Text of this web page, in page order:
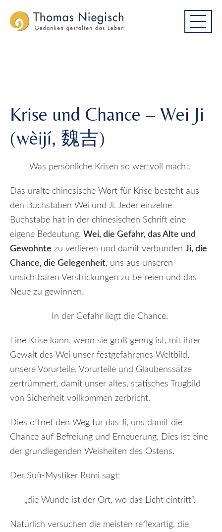
to
to
Krise und Chance – Wei Ji (wèijí, 魏
吉)
Krise und Chance – Wei Ji
(wèijí, 魏吉)
Was persönliche Krisen so wertvoll macht.
Das uralte chinesische Wort für Krise besteht aus
den Buchstaben Wei und Ji. Jeder einzelne
Buchstabe hat in der chinesischen Schrift eine
eigene Bedeutung. Wei, die Gefahr, das Alte und
Gewohnte zu verlieren und damit verbunden Ji, die
Chance, die Gelegenheit, uns aus unseren
unsichtbaren Verstrickungen zu befreien und das
Neue zu gewinnen.
In der Gefahr liegt die Chance.
Eine Krise kann, wenn sie groß genug ist, mit ihrer
Gewalt des Wei unser festgefahrenes Weltbild,
unsere Vorurteile, Vorurteile und Glaubenssätze
zertrümmert, damit unser altes, statisches Trugbild
von Sicherheit vollkommen zerbricht.
Dies öffnet den Weg für das Ji, uns damit die
Chance auf Befreiung und Erneuerung. Dies ist eine
der grundlegenden Weisheiten des Ostens.
Der Sufi-Mystiker Rumi sagt:
„die Wunde ist der Ort, wo das Licht eintritt“.
Natürlich versuchen die meisten reflexartig, die